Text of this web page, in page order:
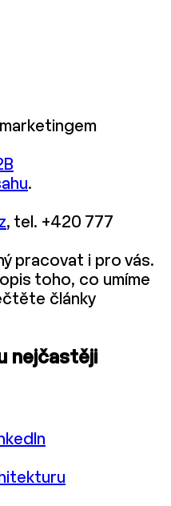
.
, tel. +420 777
pracovat i pro vás.
toho, co umíme
články
nejčastěji